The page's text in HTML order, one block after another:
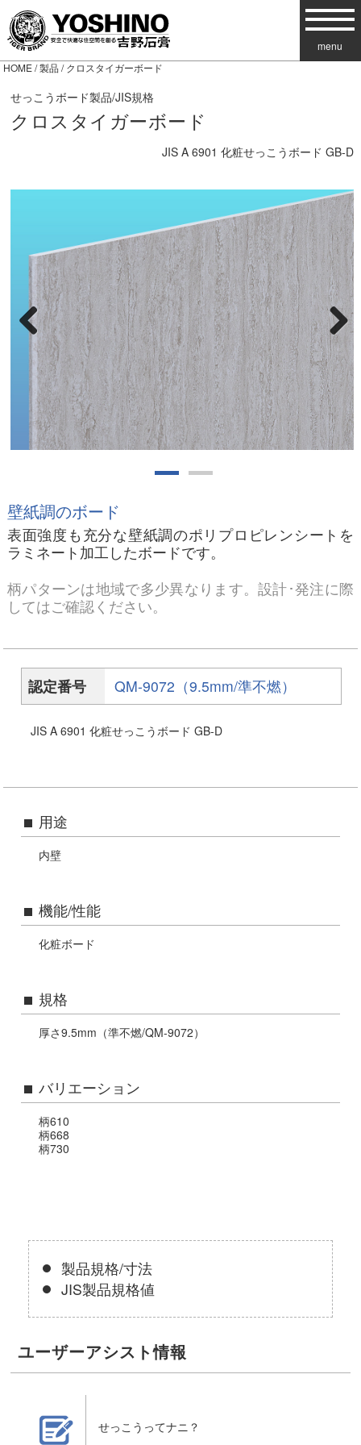
menu
HOME/製品 / クロスタイガーボード
せっこうボード製品/JIS規格
クロスタイガーボード
JIS A 6901 化粧せっこうボード GB-D
Previous Next
壁紙調のボード
表面強度も充分な壁紙調のポリプロピレンシートを
ラミネート加工したボードです。
柄パターンは地域で多少異なります。設計･発注に際
してはご確認ください。
認定番号 QM-9072（9.5mm/準不燃）
JIS A 6901 化粧せっこうボード GB-D
用途
内壁
機能/性能
化粧ボード
規格
厚さ9.5mm（準不燃/QM-9072）
バリエーション
柄610
柄668
柄730
製品規格/寸法
JIS製品規格値
ユーザーアシスト情報
せっこうってナニ？